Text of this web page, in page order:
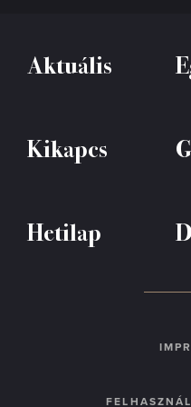
Aktuális
Kikapcs
Hetilap